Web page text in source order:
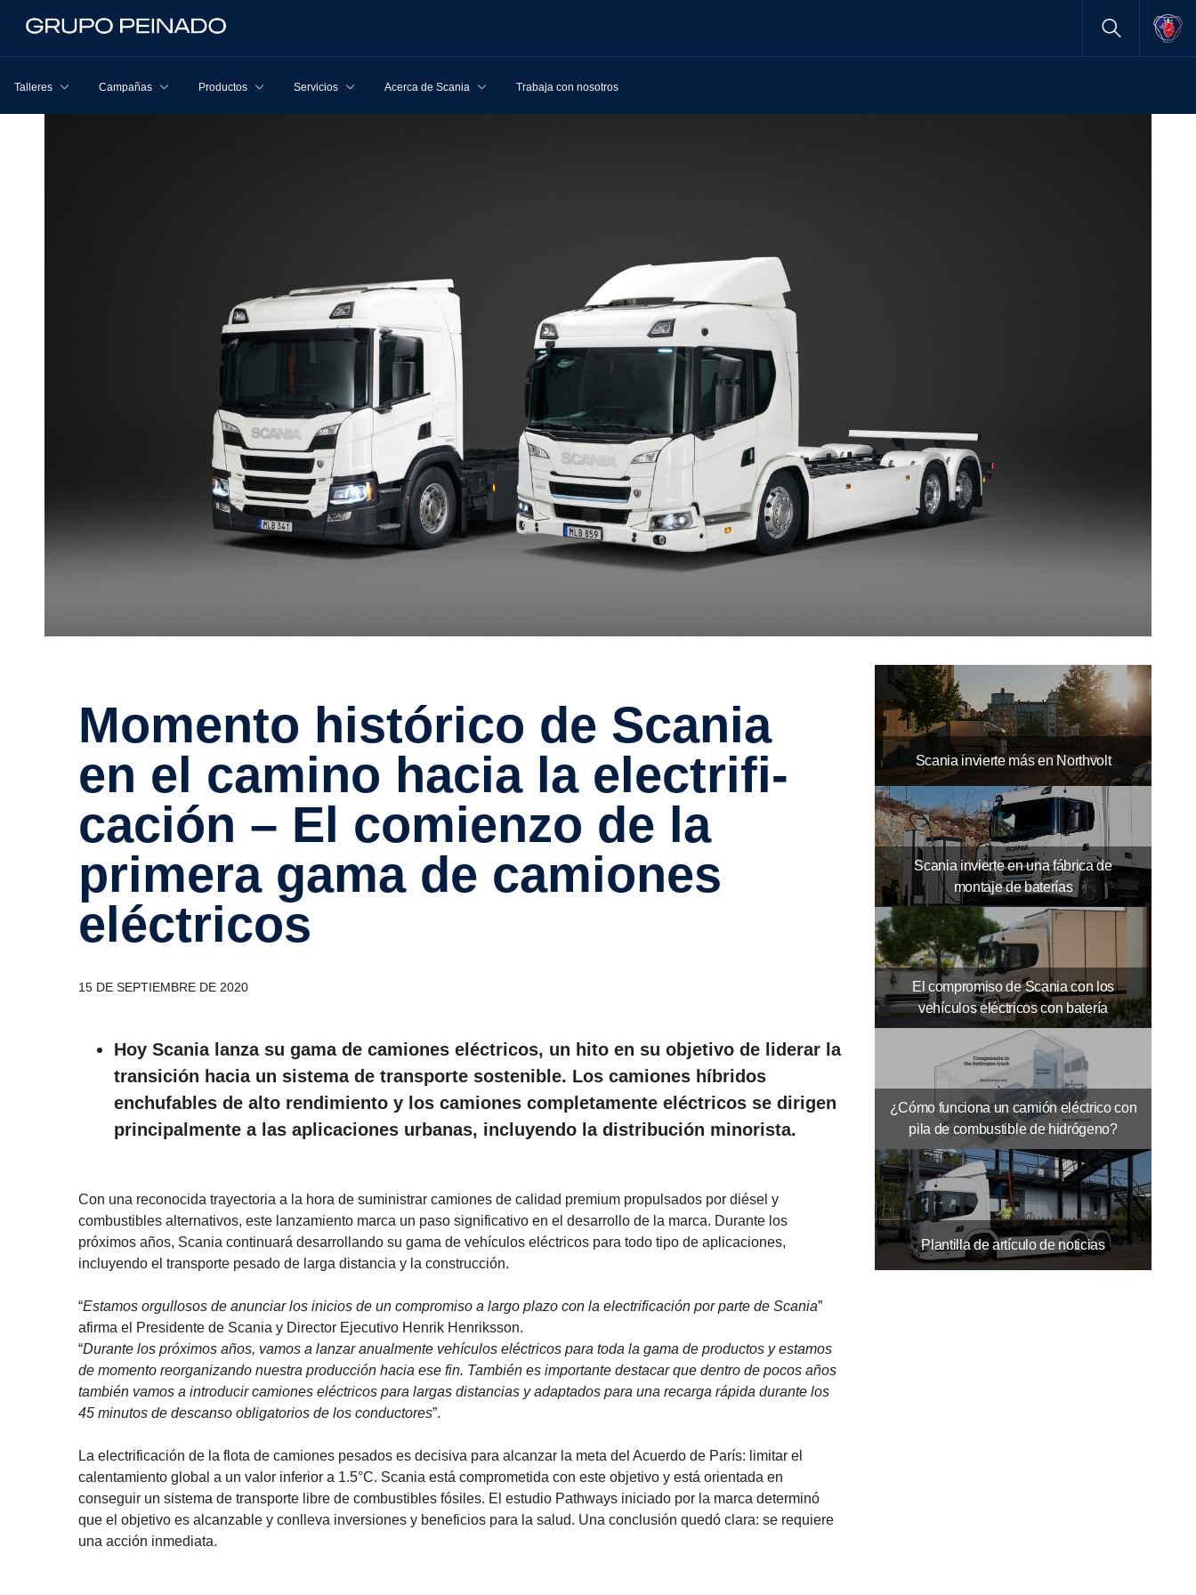
Talleres Campañas Productos Servicios Acerca de Scania Trabaja con nosotros
Momento histó­rico de Scania
en el camino hacia la electri­fi­
ca­ción – El comienzo de la
primera gama de camiones
eléctricos
15 DE SEPTIEMBRE DE 2020
Hoy Scania lanza su gama de camiones eléctricos, un hito en su objetivo de liderar la
transición hacia un sistema de transporte sostenible. Los camiones híbridos
enchufables de alto rendimiento y los camiones completamente eléctricos se dirigen
principalmente a las aplicaciones urbanas, incluyendo la distribución minorista.
Con una reconocida trayectoria a la hora de suministrar camiones de calidad premium propulsados por diésel y
combustibles alternativos, este lanzamiento marca un paso significativo en el desarrollo de la marca. Durante los
próximos años, Scania continuará desarrollando su gama de vehículos eléctricos para todo tipo de aplicaciones,
incluyendo el transporte pesado de larga distancia y la construcción.
“Estamos orgullosos de anunciar los inicios de un compromiso a largo plazo con la electrificación por parte de Scania”
afirma el Presidente de Scania y Director Ejecutivo Henrik Henriksson.
“Durante los próximos años, vamos a lanzar anualmente vehículos eléctricos para toda la gama de productos y estamos
de momento reorganizando nuestra producción hacia ese fin. También es importante destacar que dentro de pocos años
también vamos a introducir camiones eléctricos para largas distancias y adaptados para una recarga rápida durante los
45 minutos de descanso obligatorios de los conductores”.
La electrificación de la flota de camiones pesados es decisiva para alcanzar la meta del Acuerdo de París: limitar el
calentamiento global a un valor inferior a 1.5°C. Scania está comprometida con este objetivo y está orientada en
conseguir un sistema de transporte libre de combustibles fósiles. El estudio Pathways iniciado por la marca determinó
que el objetivo es alcanzable y conlleva inversiones y beneficios para la salud. Una conclusión quedó clara: se requiere
una acción inmediata.
Scania invierte más en Northvolt
Scania invierte en una fábrica de
montaje de baterías
El compromiso de Scania con los
vehículos eléctricos con batería
¿Cómo funciona un camión eléctrico con
pila de combustible de hidrógeno?
Plantilla de artículo de noticias